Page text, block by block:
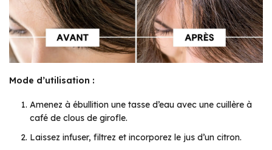
Mode d’utilisation :
Amenez à ébullition une tasse d’eau avec une cuillère à
café de clous de girofle.
Laissez infuser, filtrez et incorporez le jus d’un citron.